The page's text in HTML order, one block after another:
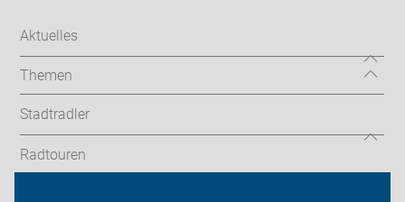
Aktuelles
Themen
Stadtradler
Radtouren